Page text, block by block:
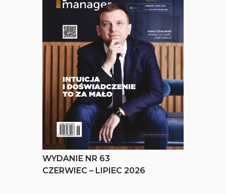
WYDANIE NR 63
CZERWIEC – LIPIEC 2026